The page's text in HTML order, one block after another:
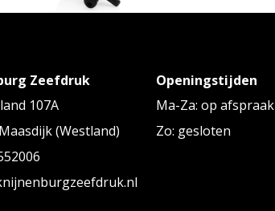
Swiss Peak TWS oordoppen 2.0
Vanaf€ 17,11 tot € 19,34 p/st
Zeefdruk
107A
(Westland)
Openingstijden
Ma-Za: op afspraak
Zo: gesloten